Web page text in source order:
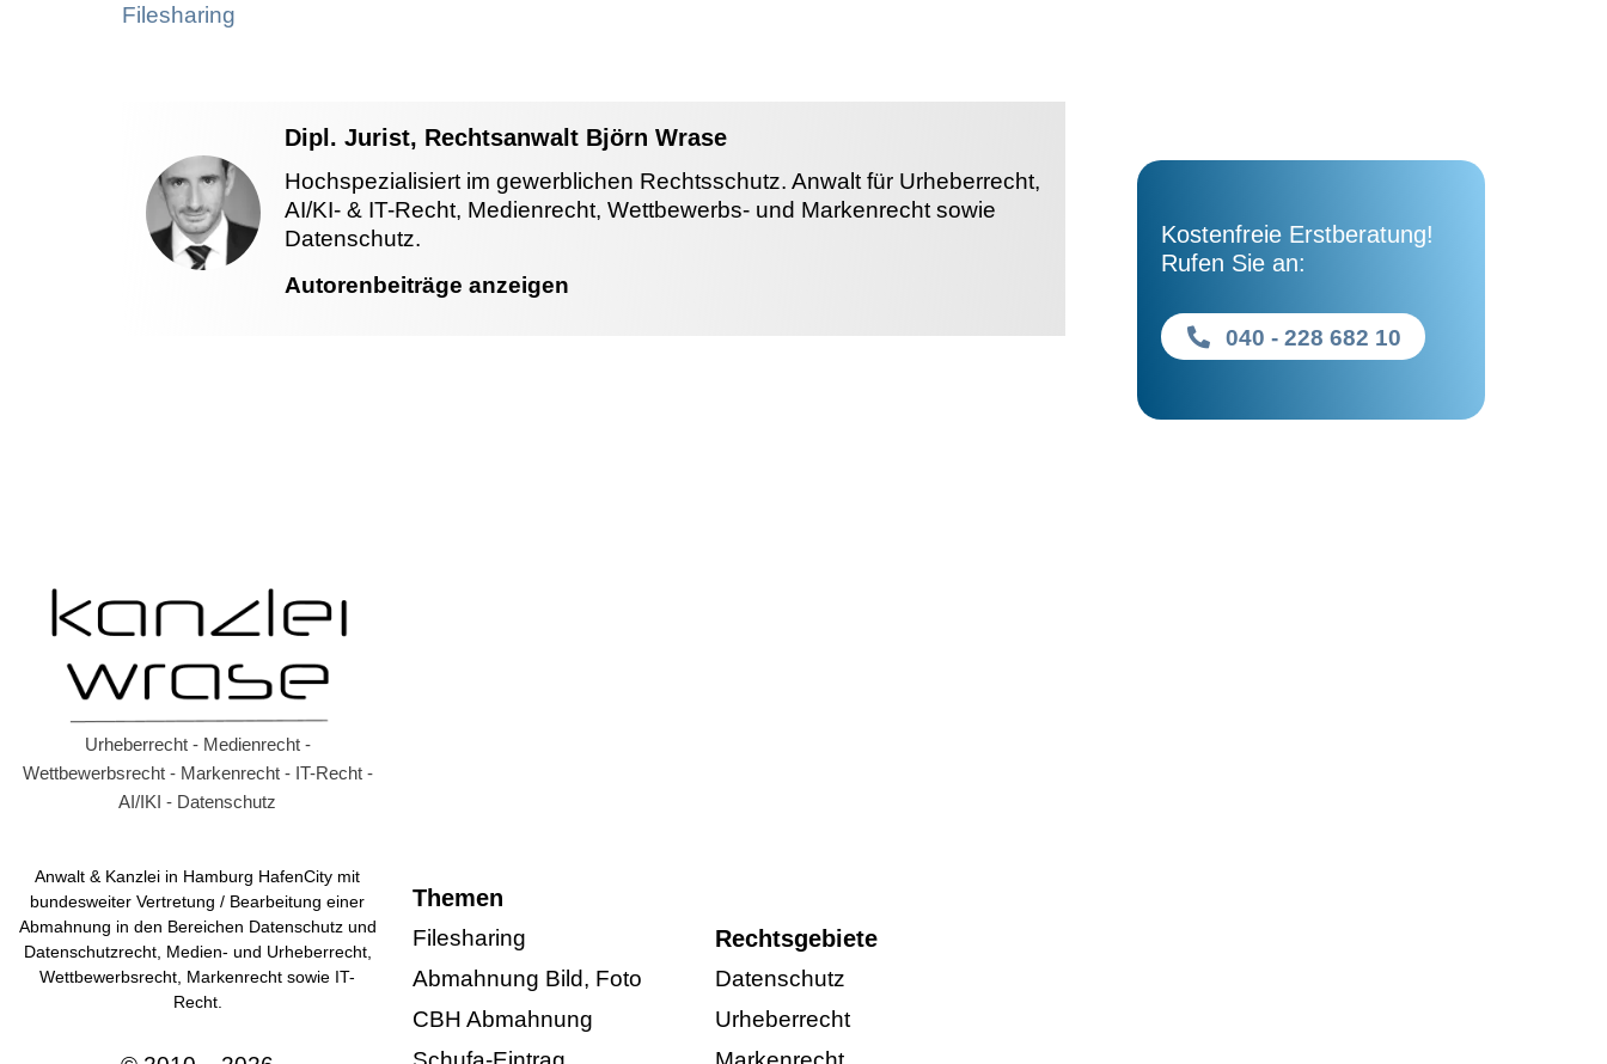
Filesharing
Dipl. Jurist, Rechtsanwalt Björn Wrase
Hochspezialisiert im gewerblichen Rechtsschutz. Anwalt für Urheberrecht,
AI/KI- & IT-Recht, Medienrecht, Wettbewerbs- und Markenrecht sowie
Datenschutz.
Autorenbeiträge anzeigen
Kostenfreie Erstberatung!
Rufen Sie an:
040 - 228 682 10
Urheberrecht - Medienrecht -
Wettbewerbsrecht - Markenrecht - IT-Recht -
AI/IKI - Datenschutz
Anwalt & Kanzlei in Hamburg HafenCity mit
bundesweiter Vertretung / Bearbeitung einer
Abmahnung in den Bereichen Datenschutz und
Datenschutzrecht, Medien- und Urheberrecht,
Wettbewerbsrecht, Markenrecht sowie IT-
Recht.
Themen
Filesharing
Abmahnung Bild, Foto
CBH Abmahnung
Rechtsgebiete
Datenschutz
Urheberrecht